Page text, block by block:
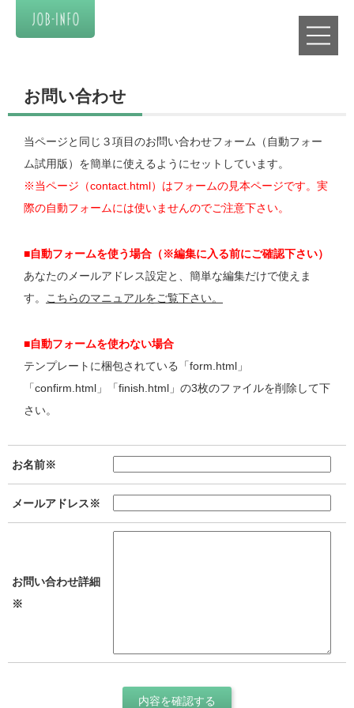
お問い合わせ
当ページと同じ３項目のお問い合わせフォーム（自動フォー
ム試用版）を簡単に使えるようにセットしています。
※当ページ（contact.html）はフォームの見本ページです。実
際の自動フォームには使いませんのでご注意下さい。
■自動フォームを使う場合（※編集に入る前にご確認下さい）
あなたのメールアドレス設定と、簡単な編集だけで使えま
す。
こちらのマニュアルをご覧下さい。
■自動フォームを使わない場合
テンプレートに梱包されている「form.html」
「confirm.html」「finish.html」の3枚のファイルを削除して下
さい。
お名前※
メールアドレス※
お問い合わせ詳細
※